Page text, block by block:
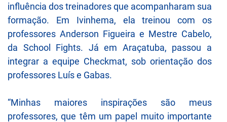
influência dos treinadores que acompanharam sua
formação. Em Ivinhema, ela treinou com os
professores Anderson Figueira e Mestre Cabelo,
da School Fights. Já em Araçatuba, passou a
integrar a equipe Checkmat, sob orientação dos
professores Luís e Gabas.
“Minhas maiores inspirações são meus
professores, que têm um papel muito importante